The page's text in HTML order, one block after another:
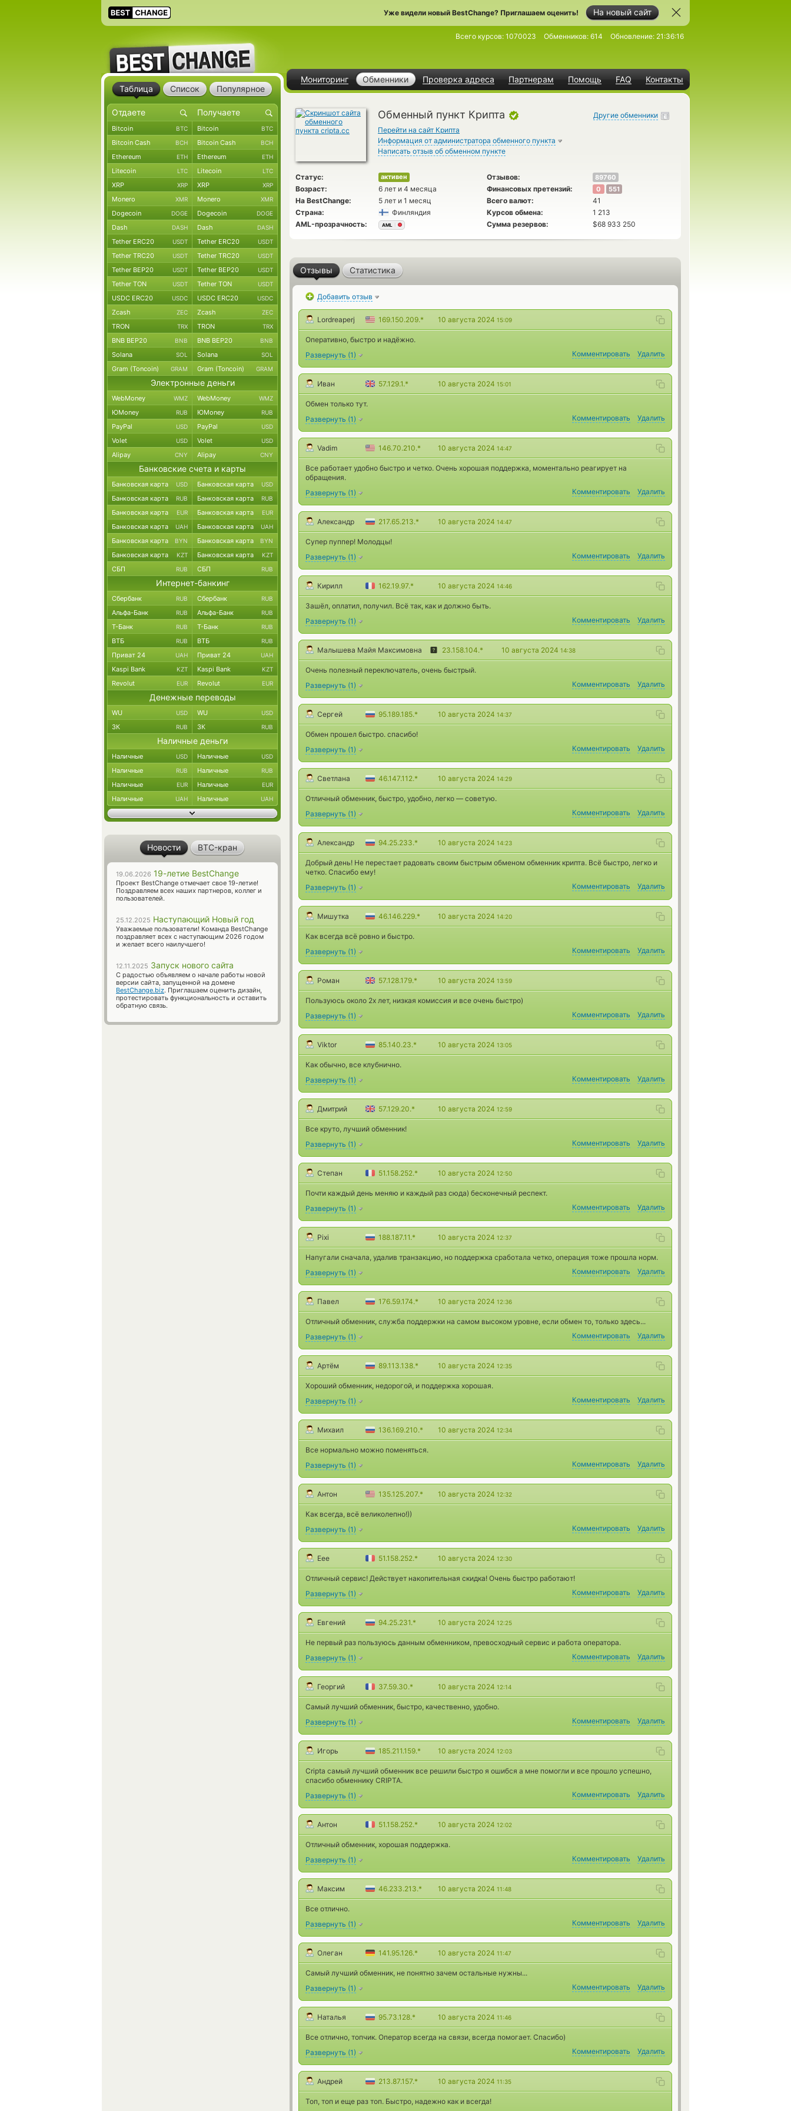
На новый сайт
Уже видели новый BestChange? Приглашаем оценить!
Мониторинг Обменники Проверка адреса Партнерам Помощь FAQ Контакты
Всего курсов: 1070023 Обменников: 614 Обновление: 21:36:16
Обменный пункт Крипта
Перейти на сайт Крипта
Информация от администратора обменного пункта
Написать отзыв об обменном пункте
Другие обменники
Статус: активен Отзывов: 89760
Возраст: 6 лет и 4 месяца Финансовых претензий: 0 551
На BestChange: 5 лет и 1 месяц Всего валют:
41
Страна:
Финляндия Курсов обмена:
1 213
AML-прозрачность:
AML Сумма резервов: $68 933 250
Отзывы Статистика
Добавить отзыв
Lordreaperj 169.150.209.* 10 августа 2024 15:09
Оперативно, быстро и надёжно.
Развернуть (1) Комментировать Удалить
Иван 57.129.1.* 10 августа 2024 15:01
Обмен только тут.
Развернуть (1) Комментировать Удалить
Vadim 146.70.210.* 10 августа 2024 14:47
Все работает удобно быстро и четко. Очень хорошая поддержка, моментально реагирует на
обращения.
Развернуть (1) Комментировать Удалить
Александр 217.65.213.* 10 августа 2024 14:47
Супер пуппер! Молодцы!
Развернуть (1) Комментировать Удалить
Кирилл 162.19.97.* 10 августа 2024 14:46
Зашёл, оплатил, получил. Всё так, как и должно быть.
Развернуть (1) Комментировать Удалить
Малышева Майя Максимовна 23.158.104.* 10 августа 2024 14:38
Очень полезный переключатель, очень быстрый.
Развернуть (1) Комментировать Удалить
Сергей 95.189.185.* 10 августа 2024 14:37
Обмен прошел быстро. спасибо!
Развернуть (1) Комментировать Удалить
Светлана 46.147.112.* 10 августа 2024 14:29
Отличный обменник, быстро, удобно, легко — советую.
Развернуть (1) Комментировать Удалить
Александр 94.25.233.* 10 августа 2024 14:23
Добрый день! Не перестает радовать своим быстрым обменом обменник крипта. Всё быстро, легко и
четко. Спасибо ему!
Развернуть (1) Комментировать Удалить
Мишутка 46.146.229.* 10 августа 2024 14:20
Как всегда всё ровно и быстро.
Развернуть (1) Комментировать Удалить
Роман 57.128.179.* 10 августа 2024 13:59
Пользуюсь около 2х лет, низкая комиссия и все очень быстро)
Развернуть (1) Комментировать Удалить
Viktor 85.140.23.* 10 августа 2024 13:05
Как обычно, все клубнично.
Развернуть (1) Комментировать Удалить
Дмитрий 57.129.20.* 10 августа 2024 12:59
Все круто, лучший обменник!
Развернуть (1) Комментировать Удалить
Степан 51.158.252.* 10 августа 2024 12:50
Почти каждый день меняю и каждый раз сюда) бесконечный респект.
Развернуть (1) Комментировать Удалить
Pixi 188.187.11.* 10 августа 2024 12:37
Напугали сначала, удалив транзакцию, но поддержка сработала четко, операция тоже прошла норм.
Развернуть (1) Комментировать Удалить
Павел 176.59.174.* 10 августа 2024 12:36
Отличный обменник, служба поддержки на самом высоком уровне, если обмен то, только здесь...
Развернуть (1) Комментировать Удалить
Артём 89.113.138.* 10 августа 2024 12:35
Хороший обменник, недорогой, и поддержка хорошая.
Развернуть (1) Комментировать Удалить
Михаил 136.169.210.* 10 августа 2024 12:34
Все нормально можно поменяться.
Развернуть (1) Комментировать Удалить
Антон 135.125.207.* 10 августа 2024 12:32
Как всегда, всё великолепно!))
Развернуть (1) Комментировать Удалить
Еее 51.158.252.* 10 августа 2024 12:30
Отличный сервис! Действует накопительная скидка! Очень быстро работают!
Развернуть (1) Комментировать Удалить
Евгений 94.25.231.* 10 августа 2024 12:25
Не первый раз пользуюсь данным обменником, превосходный сервис и работа оператора.
Развернуть (1) Комментировать Удалить
Георгий 37.59.30.* 10 августа 2024 12:14
Самый лучший обменник, быстро, качественно, удобно.
Развернуть (1) Комментировать Удалить
Игорь 185.211.159.* 10 августа 2024 12:03
Cripta самый лучший обменник все решили быстро я ошибся а мне помогли и все прошло успешно,
спасибо обменнику CRIPTA.
Развернуть (1) Комментировать Удалить
Антон 51.158.252.* 10 августа 2024 12:02
Отличный обменник, хорошая поддержка.
Развернуть (1) Комментировать Удалить
Максим 46.233.213.* 10 августа 2024 11:48
Все отлично.
Развернуть (1) Комментировать Удалить
Олеган 141.95.126.* 10 августа 2024 11:47
Самый лучший обменник, не понятно зачем остальные нужны...
Развернуть (1) Комментировать Удалить
Наталья 95.73.128.* 10 августа 2024 11:46
Все отлично, топчик. Оператор всегда на связи, всегда помогает. Спасибо)
Развернуть (1) Комментировать Удалить
Андрей 213.87.157.* 10 августа 2024 11:35
Топ, топ и еще раз топ. Быстро, надежно как и всегда!
Таблица Список Популярное
Bitcoin BTC Bitcoin BTC
Bitcoin Cash BCH Bitcoin Cash BCH
Ethereum ETH Ethereum ETH
Litecoin LTC Litecoin LTC
XRP XRP XRP XRP
Monero XMR Monero XMR
Dogecoin DOGE Dogecoin DOGE
Dash DASH Dash DASH
Tether ERC20 USDT Tether ERC20 USDT
Tether TRC20 USDT Tether TRC20 USDT
Tether BEP20 USDT Tether BEP20 USDT
Tether TON USDT Tether TON USDT
USDC ERC20 USDC USDC ERC20 USDC
Zcash ZEC Zcash ZEC
TRON TRX TRON TRX
BNB BEP20 BNB BNB BEP20 BNB
Solana SOL Solana SOL
Gram (Toncoin) GRAM Gram (Toncoin) GRAM
Электронные деньги
WebMoney WMZ WebMoney WMZ
ЮMoney RUB ЮMoney RUB
PayPal USD PayPal USD
Volet USD Volet USD
Alipay CNY Alipay CNY
Банковские счета и карты
Банковская карта USD Банковская карта USD
Банковская карта RUB Банковская карта RUB
Банковская карта EUR Банковская карта EUR
Банковская карта UAH Банковская карта UAH
Банковская карта BYN Банковская карта BYN
Банковская карта KZT Банковская карта KZT
СБП RUB СБП RUB
Интернет-банкинг
Сбербанк RUB Сбербанк RUB
Альфа-Банк RUB Альфа-Банк RUB
Т-Банк RUB Т-Банк RUB
ВТБ RUB ВТБ RUB
Приват 24 UAH Приват 24 UAH
Kaspi Bank KZT Kaspi Bank KZT
Revolut EUR Revolut EUR
Денежные переводы
WU USD WU USD
ЗК RUB ЗК RUB
Наличные деньги
Наличные USD Наличные USD
Наличные RUB Наличные RUB
Наличные EUR Наличные EUR
Наличные UAH Наличные UAH
Новости BTC-кран
19.06.2026 19-летие BestChange
Проект BestChange отмечает свое 19-летие!
Поздравляем всех наших партнеров, коллег и
пользователей.
25.12.2025 Наступающий Новый год
Уважаемые пользователи! Команда BestChange
поздравляет всех с наступающим 2026 годом
и желает всего наилучшего!
12.11.2025 Запуск нового сайта
С радостью объявляем о начале работы новой
версии сайта, запущенной на домене
BestChange.biz. Приглашаем оценить дизайн,
протестировать функциональность и оставить
обратную связь.